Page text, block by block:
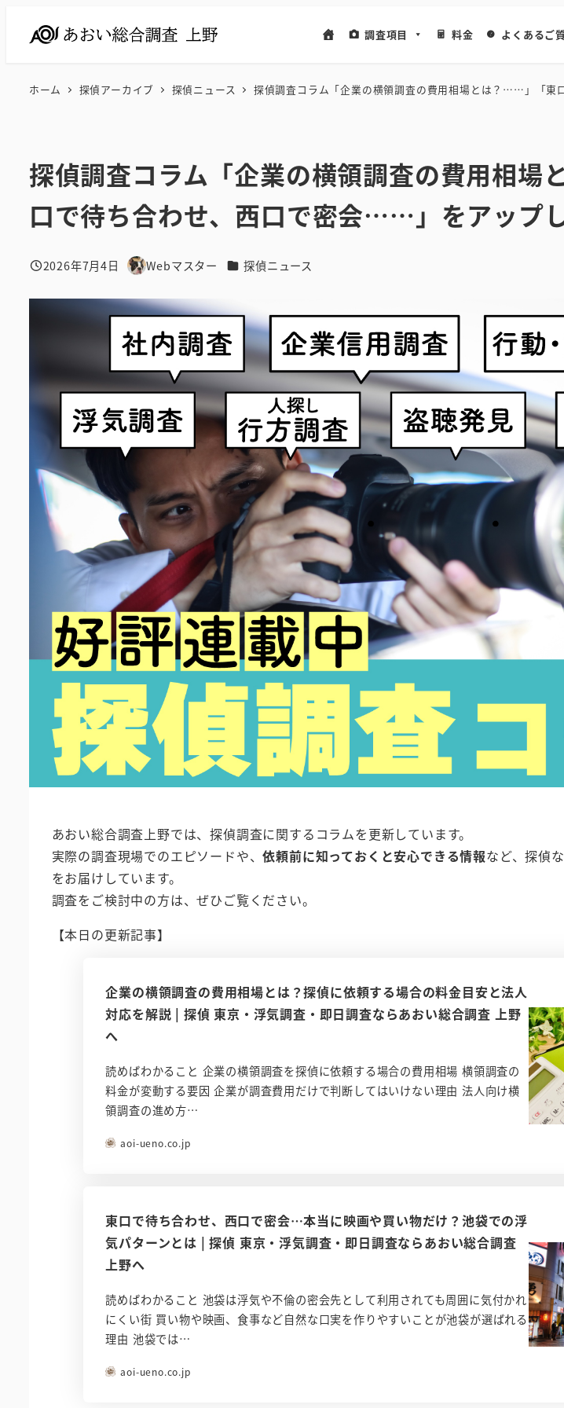
調査項目 料金 よくあるご
ホーム 探偵アーカイブ 探偵ニュース 探偵調査コラム「企業の横領調査の費用相場とは？……」「
探偵調査コラム「企業の横領調査の費用相
口で待ち合わせ、西口で密会……」をアップ
投稿日
2026年7月4日
著
Webマスター カテゴリー
探偵ニュース
あおい総合調査上野では、探偵調査に関するコラムを更新しています。
実際の調査現場でのエピソードや、依頼前に知っておくと安心できる情報など、探偵
をお届けしています。
調査をご検討中の方は、ぜひご覧ください。
【本日の更新記事】
企業の横領調査の費用相場とは？探偵に依頼する場合の料金目安と法人
対応を解説 | 探偵 東京・浮気調査・即日調査ならあおい総合調査 上野
へ
読めばわかること 企業の横領調査を探偵に依頼する場合の費用相場 横領調査の
料金が変動する要因 企業が調査費用だけで判断してはいけない理由 法人向け横
領調査の進め方…
aoi-ueno.co.jp
東口で待ち合わせ、西口で密会…本当に映画や買い物だけ？池袋での浮
気パターンとは | 探偵 東京・浮気調査・即日調査ならあおい総合調査
上野へ
読めばわかること 池袋は浮気や不倫の密会先として利用されても周囲に気付かれ
にくい街 買い物や映画、食事など自然な口実を作りやすいことが池袋が選ばれる
理由 池袋では…
aoi-ueno.co.jp